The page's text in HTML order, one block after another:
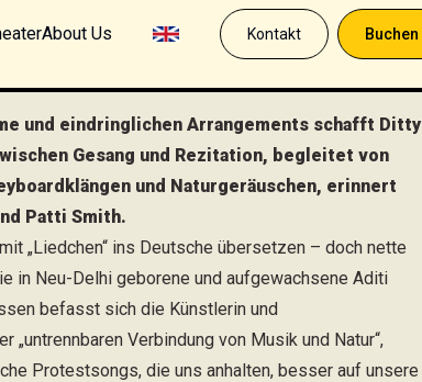
About Us Kontakt Buchen
und eindringlichen Arrangements schafft Ditty
Gesang und Rezitation, begleitet von
und Naturgeräuschen, erinnert
Patti Smith.
„Liedchen“ ins Deutsche übersetzen – doch nette
in Neu-Delhi geborene und aufgewachsene Aditi
befasst sich die Künstlerin und
„untrennbaren Verbindung von Musik und Natur“,
Protestsongs, die uns anhalten, besser auf unsere